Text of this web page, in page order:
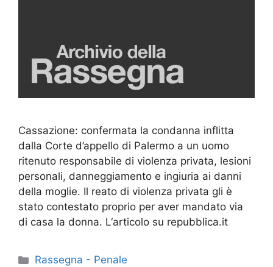
Cassazione: confermata la condanna inflitta
dalla Corte d’appello di Palermo a un uomo
ritenuto responsabile di violenza privata, lesioni
personali, danneggiamento e ingiuria ai danni
della moglie. Il reato di violenza privata gli è
stato contestato proprio per aver mandato via
di casa la donna. L‘articolo su repubblica.it
Categorie
Rassegna - Penale